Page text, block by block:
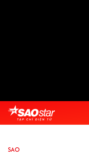
SAO